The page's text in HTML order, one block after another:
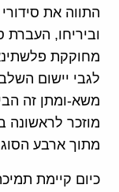
התווה את
וביריחו,
לגבי יישום
מוזכר לראשונה
מתוך ארבע
כיום קיימת